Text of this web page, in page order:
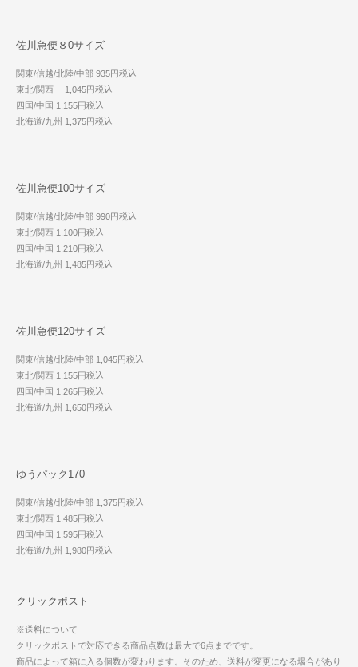
佐川急便８0サイズ
関東/信越/北陸/中部 935円税込
東北/関西 1,045円税込
四国/中国 1,155円税込
北海道/九州 1,375円税込
佐川急便100サイズ
関東/信越/北陸/中部 990円税込
東北/関西 1,100円税込
四国/中国 1,210円税込
北海道/九州 1,485円税込
佐川急便120サイズ
関東/信越/北陸/中部 1,045円税込
東北/関西 1,155円税込
四国/中国 1,265円税込
北海道/九州 1,650円税込
ゆうパック170
関東/信越/北陸/中部 1,375円税込
東北/関西 1,485円税込
四国/中国 1,595円税込
北海道/九州 1,980円税込
クリックポスト
※送料について
クリックポストで対応できる商品点数は最大で6点までです。
商品によって箱に入る個数が変わります。そのため、送料が変更になる場合があり